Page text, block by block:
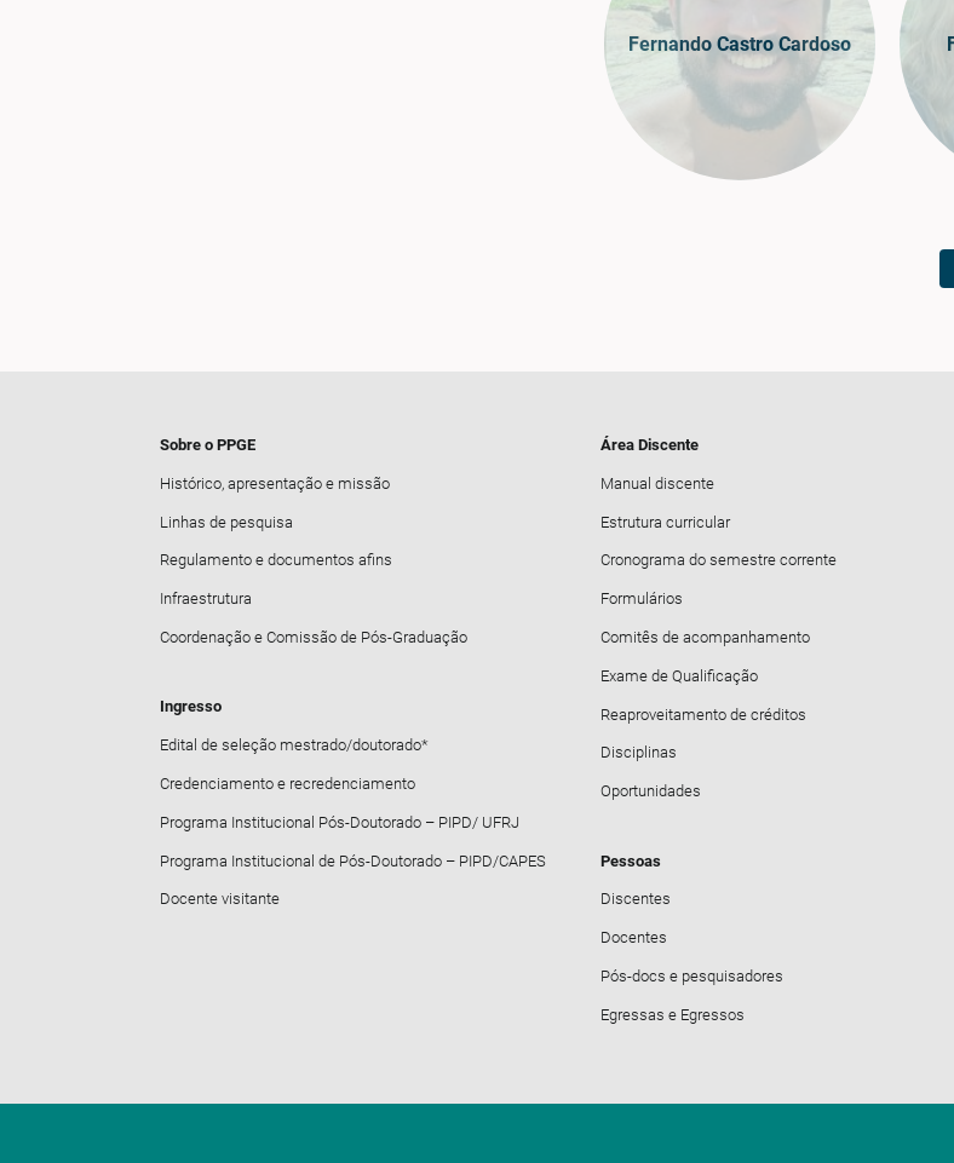
Fernando Castro Cardoso
Sobre o PPGE
Histórico, apresentação e missão
Linhas de pesquisa
Regulamento e documentos afins
Infraestrutura
Coordenação e Comissão de Pós-Graduação
Ingresso
Edital de seleção mestrado/doutorado*
Credenciamento e recredenciamento
Programa Institucional Pós-Doutorado – PIPD/ UFRJ
Programa Institucional de Pós-Doutorado – PIPD/CAPES
Docente visitante
Área Discente
Manual discente
Estrutura curricular
Cronograma do semestre corrente
Formulários
Comitês de acompanhamento
Exame de Qualificação
Reaproveitamento de créditos
Disciplinas
Oportunidades
Pessoas
Discentes
Docentes
Pós-docs e pesquisadores
Egressas e Egressos